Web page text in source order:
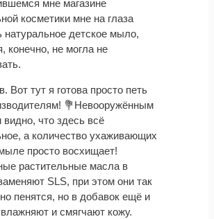
мне магазине
косметики мне на глаза
натуральное детское мыло,
конечно, не могла не
Вот тут я готова просто петь
💐Невооружённым
видно, что здесь всё
а количество ухаживающих
просто восхищает!
растительные масла в
SLS, при этом они так
пенятся, но в добавок ещё и
и смягчают кожу.